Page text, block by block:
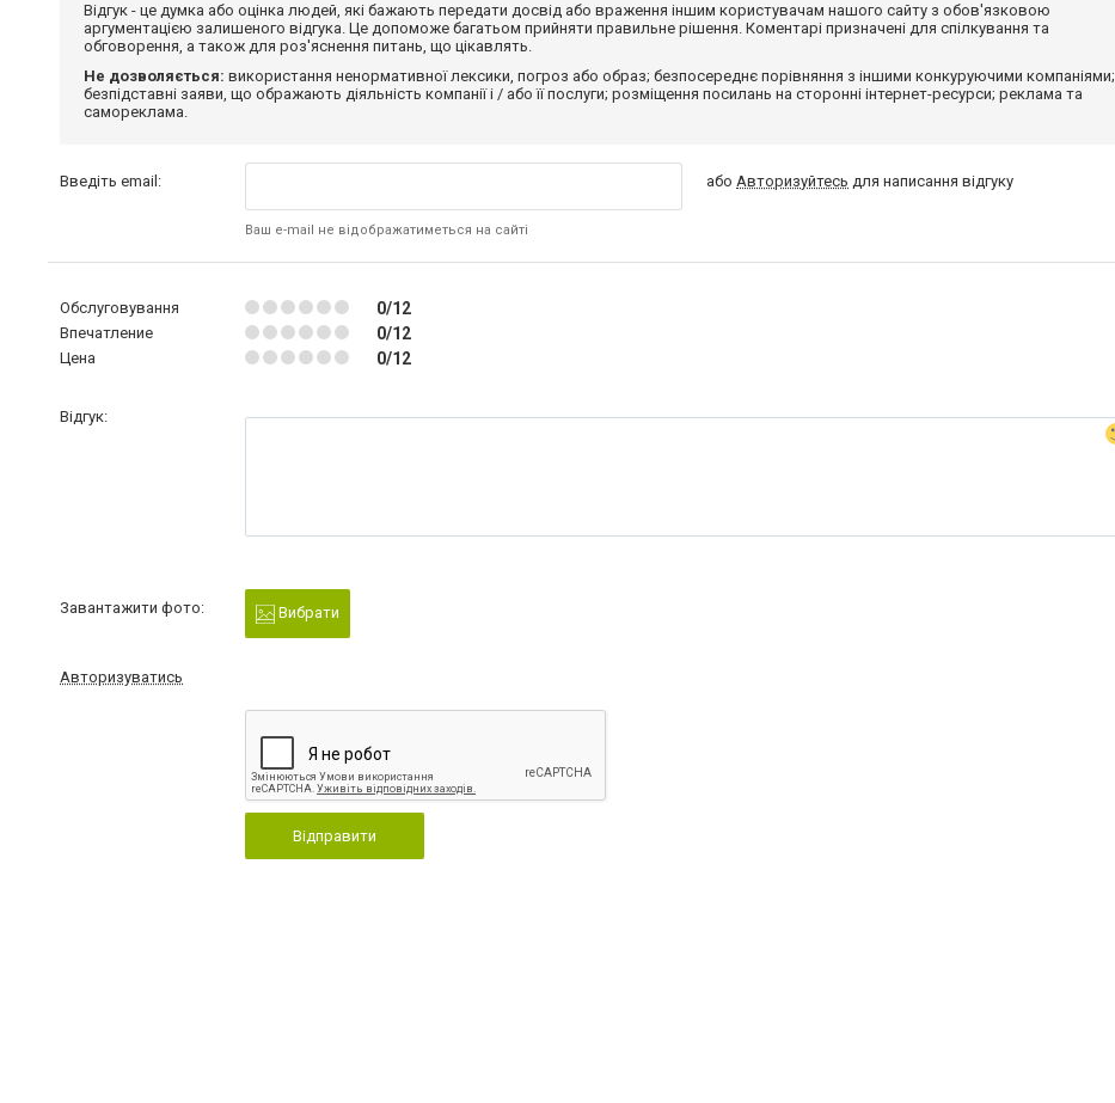
Відгук - це думка або оцінка людей, які бажають передати досвід або враження іншим користувачам нашого сайту з обов'язковою
аргументацією залишеного відгука. Це допоможе багатьом прийняти правильне рішення. Коментарі призначені для спілкування та
обговорення, а також для роз'яснення питань, що цікавлять.
Не дозволяється: використання ненормативної лексики, погроз або образ; безпосереднє порівняння з іншими конкуруючими компаніями;
безпідставні заяви, що ображають діяльність компанії і / або її послуги; розміщення посилань на сторонні інтернет-ресурси; реклама та
самореклама.
Введіть email:
Ваш e-mail не відображатиметься на сайті
абоАвторизуйтесь для написання відгуку
Обслуговування 0/12
Впечатление 0/12
Цена 0/12
Відгук:
Завантажити фото: Вибрати
Авторизуватись
Відправити